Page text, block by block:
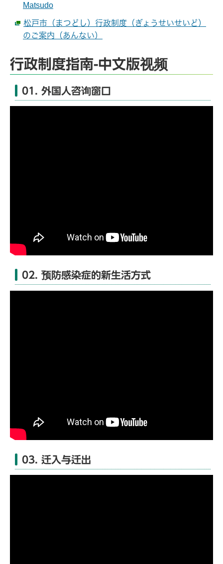
Matsudo
松戸市（まつどし）行政制度（ぎょうせいせいど）
のご案内（あんない）
行政制度指南-中文版视频
01. 外国人咨询窗口
02. 预防感染症的新生活方式
03. 迁入与迁出